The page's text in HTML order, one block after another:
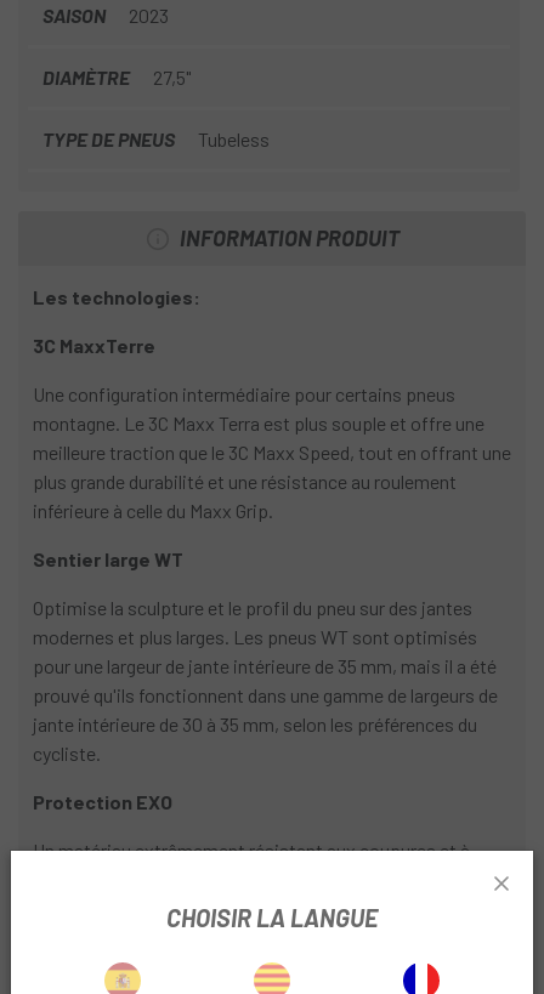
SAISON 2023
DIAMÈTRE 27,5"
TYPE DE PNEUS Tubeless
INFORMATION PRODUIT
Les technologies:
3C MaxxTerre
Une configuration intermédiaire pour certains pneus
montagne. Le 3C Maxx Terra est plus souple et offre une
meilleure traction que le 3C Maxx Speed, tout en offrant une
plus grande durabilité et une résistance au roulement
inférieure à celle du Maxx Grip.
Sentier large WT
Optimise la sculpture et le profil du pneu sur des jantes
modernes et plus larges. Les pneus WT sont optimisés
pour une largeur de jante intérieure de 35 mm, mais il a été
prouvé qu'ils fonctionnent dans une gamme de largeurs de
jante intérieure de 30 à 35 mm, selon les préférences du
cycliste.
Protection EXO
Un matériau extrêmement résistant aux coupures et à
montagne. Cette fibre densément tissée est également
performances du pneu restent inchangées. Choisissez EXO
CHOISIR LA LANGUE